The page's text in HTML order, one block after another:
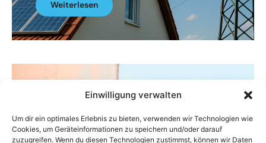
Einwilligung verwalten
Um dir ein optimales Erlebnis zu bieten, verwenden wir Technologien wie
Cookies, um Geräteinformationen zu speichern und/oder darauf
zuzugreifen. Wenn du diesen Technologien zustimmst, können wir Daten
Weiterlesen
Wissen & Aufklärung
Wie rechne ich die
Wärmepumpe ab?